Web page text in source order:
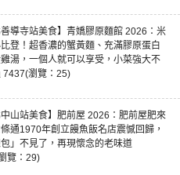
善導寺站美食】青嬌膠原麵館 2026：米
登！超香濃的蟹黃麵、充滿膠原蛋白
湯，一個人就可以享受，小菜強大不
7437(瀏覽：25)
中山站美食】肥前屋 2026：肥前屋肥來
條通1970年創立饅魚飯名店震憾回歸，
包」不見了，再現懷念的老味道
覽：29)